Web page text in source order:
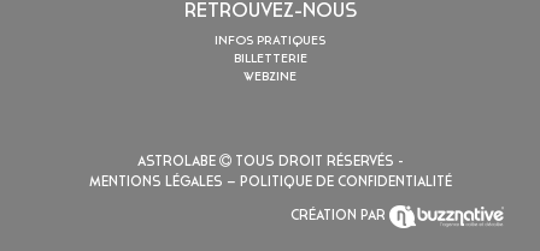
RETROUVEZ-NOUS
INFOS PRATIQUES
BILLETTERIE
WEBZINE
ASTROLABE
TOUS DROIT RÉSERVÉS -
MENTIONS LÉGALES – POLITIQUE DE CONFIDENTIALITÉ
CRÉATION PAR